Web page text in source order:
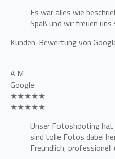
Es war alles wie
Spaß und wir freuen
Kunden-Bewertung von
A M
Google
★★★★★
★★★★★
Unser Fotoshooting hat
sind tolle Fotos dabei
Freundlich, professionell